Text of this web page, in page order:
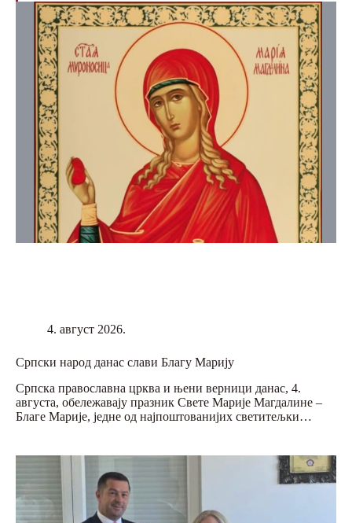
4. август 2026.
Српски народ данас слави Благу Марију
Српска православна црква и њени верници данас, 4.
августа, обележавају празник Свете Марије Магдалине –
Благе Марије, једне од најпоштованијих светитељки…